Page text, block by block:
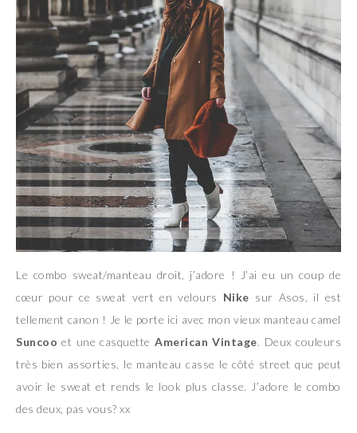
Le combo sweat/manteau droit, j’adore ! J’ai eu un coup de
cœur pour ce sweat vert en velours Nike sur Asos, il est
tellement canon ! Je le porte ici avec mon vieux manteau camel
Suncoo et une casquetteAmerican Vintage. Deux couleurs
très bien assorties, le manteau casse le côté street que peut
avoir le sweat et rends le look plus classe. J’adore le combo
des deux, pas vous? xx